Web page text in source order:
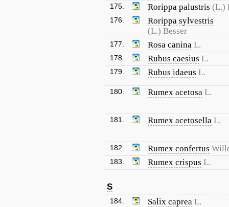
175. Rorippa palustris (L.)
176.
Rorippa sylvestris
(L.) Besser
177. Rosa canina L.
178. Rubus caesius L.
179. Rubus idaeus L.
180. Rumex acetosa L.
181. Rumex acetosella L.
182. Rumex confertus
183. Rumex crispus L.
S
184. Salix caprea L.